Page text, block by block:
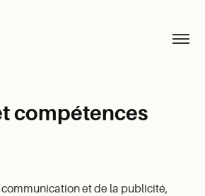
compétences
communication et de la publicité,